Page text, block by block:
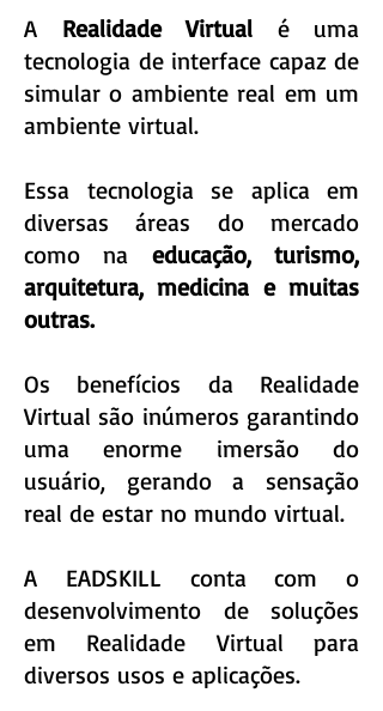
A Realidade Virtual é uma
tecnologia de interface capaz de
simular o ambiente real em um
ambiente virtual.
Essa tecnologia se aplica em
diversas áreas do mercado
como na educação, turismo,
arquitetura, medicina e muitas
outras.
Os benefícios da Realidade
Virtual são inúmeros garantindo
uma enorme imersão do
usuário, gerando a sensação
real de estar no mundo virtual.
A EADSKILL conta com o
desenvolvimento de soluções
em Realidade Virtual para
diversos usos e aplicações.